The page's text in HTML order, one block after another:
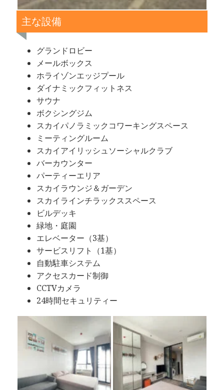
主な設備
グランドロビー
メールボックス
ホライゾンエッジプール
ダイナミックフィットネス
サウナ
ボクシングジム
スカイパノラミックコワーキングスペース
ミーティングルーム
スカイアイリッシュソーシャルクラブ
バーカウンター
パーティーエリア
スカイラウンジ＆ガーデン
スカイラインチラックススペース
ビルデッキ
緑地・庭園
エレベーター（3基）
サービスリフト（1基）
自動駐車システム
アクセスカード制御
CCTVカメラ
24時間セキュリティー